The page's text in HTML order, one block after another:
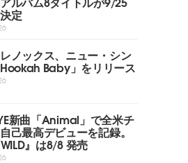
定
ノックス、ニュー・シン
Baby」をリリース
新曲「Animal」で全米チ
己最高デビューを記録。
』は8/8 発売